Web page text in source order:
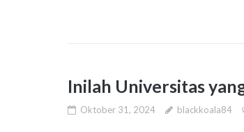
Inilah Universitas
Oktober 31, 2024 blackkoala84